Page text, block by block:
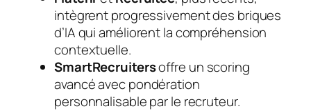
intègrent progressivement des briques
d’IA qui améliorent la compréhension
contextuelle.
SmartRecruitersoffre un scoring
avancé avec pondération
personnalisable par le recruteur.